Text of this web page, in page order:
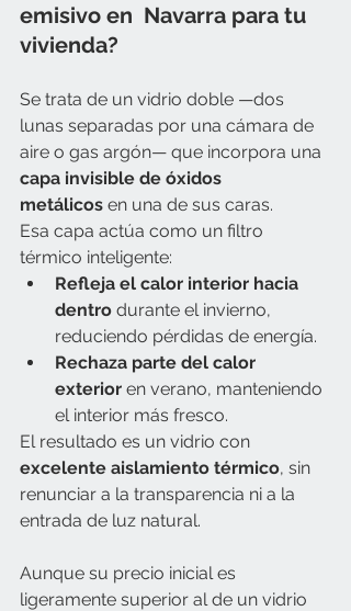
emisivo en  Navarra para tu
vivienda?
Se trata de un vidrio doble —dos
lunas separadas por una cámara de
aire o gas argón— que incorpora una
capa invisible de óxidos
metálicos en una de sus caras.
Esa capa actúa como un filtro
térmico inteligente:
Refleja el calor interior hacia
dentro durante el invierno,
reduciendo pérdidas de energía.
Rechaza parte del calor
exterior en verano, manteniendo
el interior más fresco.
El resultado es un vidrio con
excelente aislamiento térmico, sin
renunciar a la transparencia ni a la
entrada de luz natural.
Aunque su precio inicial es
ligeramente superior al de un vidrio